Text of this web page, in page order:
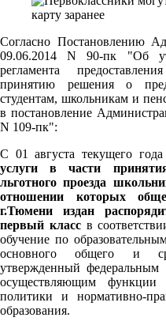
Согласно Постановлению
09.06.2014 N 90-пк "Об
регламента
принятию решения о
студентам, школьникам и
в постановление
N 109-пк":
С 01 августа текущего года
услуги в части
льготного проезда
отношении которых
г.Тюмени издан
первый классв
обучение по
основного общего и
утвержденный федеральным
осуществляющим функции
политики и нормативно-
образования.